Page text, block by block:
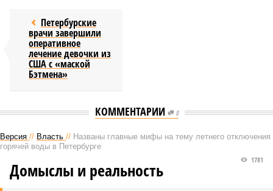
Петербурские
врачи завершили
оперативное
лечение девочки из
США с «маской
Бэтмена»
КОММЕНТАРИИ 0
Версия // Власть // Названы главные мифы на тему летнего отключения
горячей воды в Петербурге
1781
Домыслы и реальность